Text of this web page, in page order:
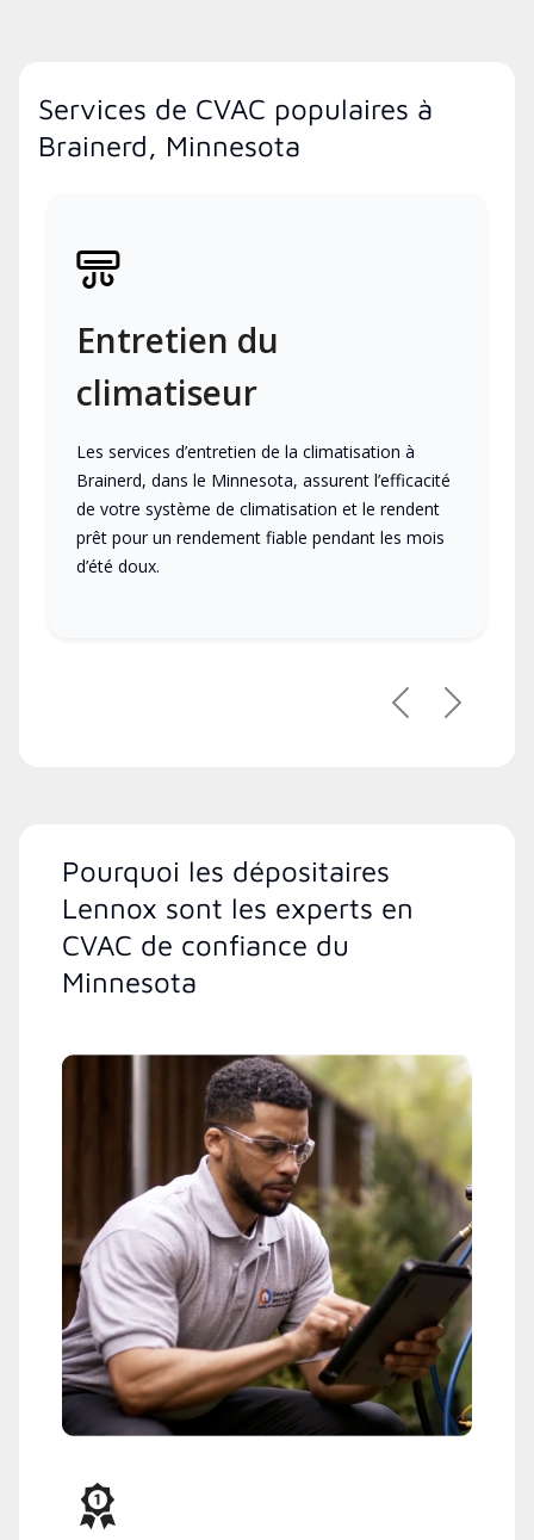
Services de CVAC populaires à
Brainerd, Minnesota
Entretien du
climatiseur
Les services d’entretien de la climatisation à
Brainerd, dans le Minnesota, assurent l’efficacité
de votre système de climatisation et le rendent
prêt pour un rendement fiable pendant les mois
d’été doux.
PrécédentSuivant
Pourquoi les dépositaires
Lennox sont les experts en
CVAC de confiance du
Minnesota